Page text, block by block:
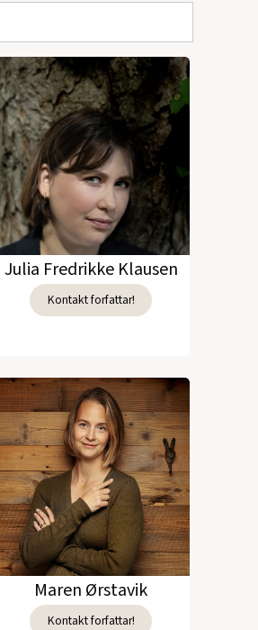
Julia Fredrikke Klausen
Kontakt forfattar!
Maren Ørstavik
Kontakt forfattar!